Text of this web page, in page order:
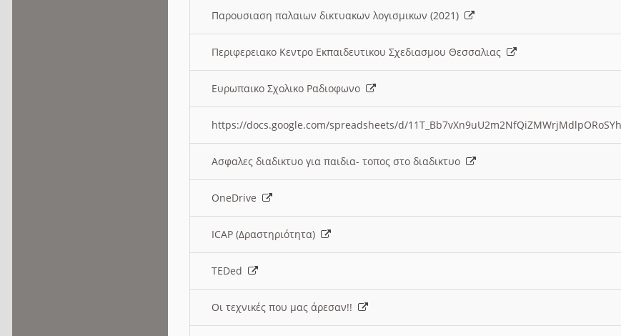
Παρουσιαση παλαιων δικτυακων λογισμικων (2021)
Περιφερειακο Κεντρο Εκπαιδευτικου Σχεδιασμου Θεσσαλιας
Ευρωπαικο Σχολικο Ραδιοφωνο
https://docs.google.com/spreadsheets/d/
Ασφαλες διαδικτυο για παιδια- τοπος στο διαδικτυο
OneDrive
ICAP (Δραστηριότητα)
TEDed
Οι τεχνικές που μας άρεσαν!!